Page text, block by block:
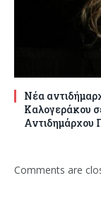
Νέα
Καλογεράκου
Αντιδημάρχου
Comments are